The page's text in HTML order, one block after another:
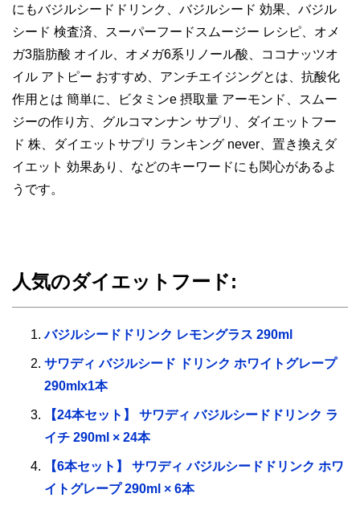
にもバジルシードドリンク、バジルシード 効果、バジル
シード 検査済、スーパーフードスムージー レシピ、オメ
ガ3脂肪酸 オイル、オメガ6系リノール酸、ココナッツオ
イル アトピー おすすめ、アンチエイジングとは、抗酸化
作用とは 簡単に、ビタミンe 摂取量 アーモンド、スムー
ジーの作り方、グルコマンナン サプリ、ダイエットフー
ド 株、ダイエットサプリ ランキング never、置き換えダ
イエット 効果あり、などのキーワードにも関心があるよ
うです。
人気のダイエットフード:
バジルシードドリンク レモングラス 290ml
サワディ バジルシード ドリンク ホワイトグレープ
290mlx1本
【24本セット】 サワディ バジルシードドリンク ラ
イチ 290ml × 24本
【6本セット】 サワディ バジルシードドリンク ホワ
イトグレープ 290ml × 6本